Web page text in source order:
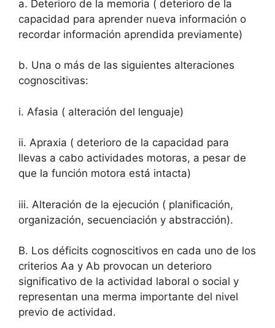
a. Deterioro de la memoria ( deterioro de la
capacidad para aprender nueva información o
recordar información aprendida previamente)
b. Una o más de las siguientes alteraciones
cognoscitivas:
i. Afasia ( alteración del lenguaje)
ii. Apraxia ( deterioro de la capacidad para
llevas a cabo actividades motoras, a pesar de
que la función motora está intacta)
iii. Alteración de la ejecución ( planificación,
organización, secuenciación y abstracción).
B. Los déficits cognoscitivos en cada uno de los
criterios Aa y Ab provocan un deterioro
significativo de la actividad laboral o social y
representan una merma importante del nivel
previo de actividad.